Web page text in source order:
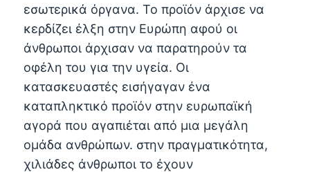
εσωτερικά όργανα. Το προϊόν άρχισε να
κερδίζει έλξη στην Ευρώπη αφού οι
άνθρωποι άρχισαν να παρατηρούν τα
οφέλη του για την υγεία. Οι
κατασκευαστές εισήγαγαν ένα
καταπληκτικό προϊόν στην ευρωπαϊκή
αγορά που αγαπιέται από μια μεγάλη
ομάδα ανθρώπων. στην πραγματικότητα,
χιλιάδες άνθρωποι το έχουν